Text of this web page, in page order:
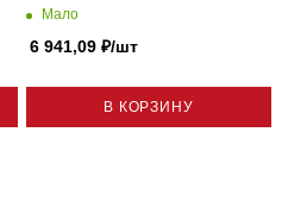
Мало
6 941,09₽/шт
В КОРЗИНУ